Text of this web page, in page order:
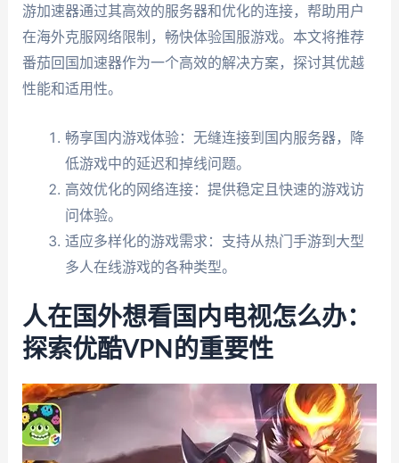
游加速器通过其高效的服务器和优化的连接，帮助用户
在海外克服网络限制，畅快体验国服游戏。本文将推荐
番茄回国加速器作为一个高效的解决方案，探讨其优越
性能和适用性。
畅享国内游戏体验：无缝连接到国内服务器，降
低游戏中的延迟和掉线问题。
高效优化的网络连接：提供稳定且快速的游戏访
问体验。
适应多样化的游戏需求：支持从热门手游到大型
多人在线游戏的各种类型。
人在国外想看国内电视怎么办：
探索优酷VPN的重要性